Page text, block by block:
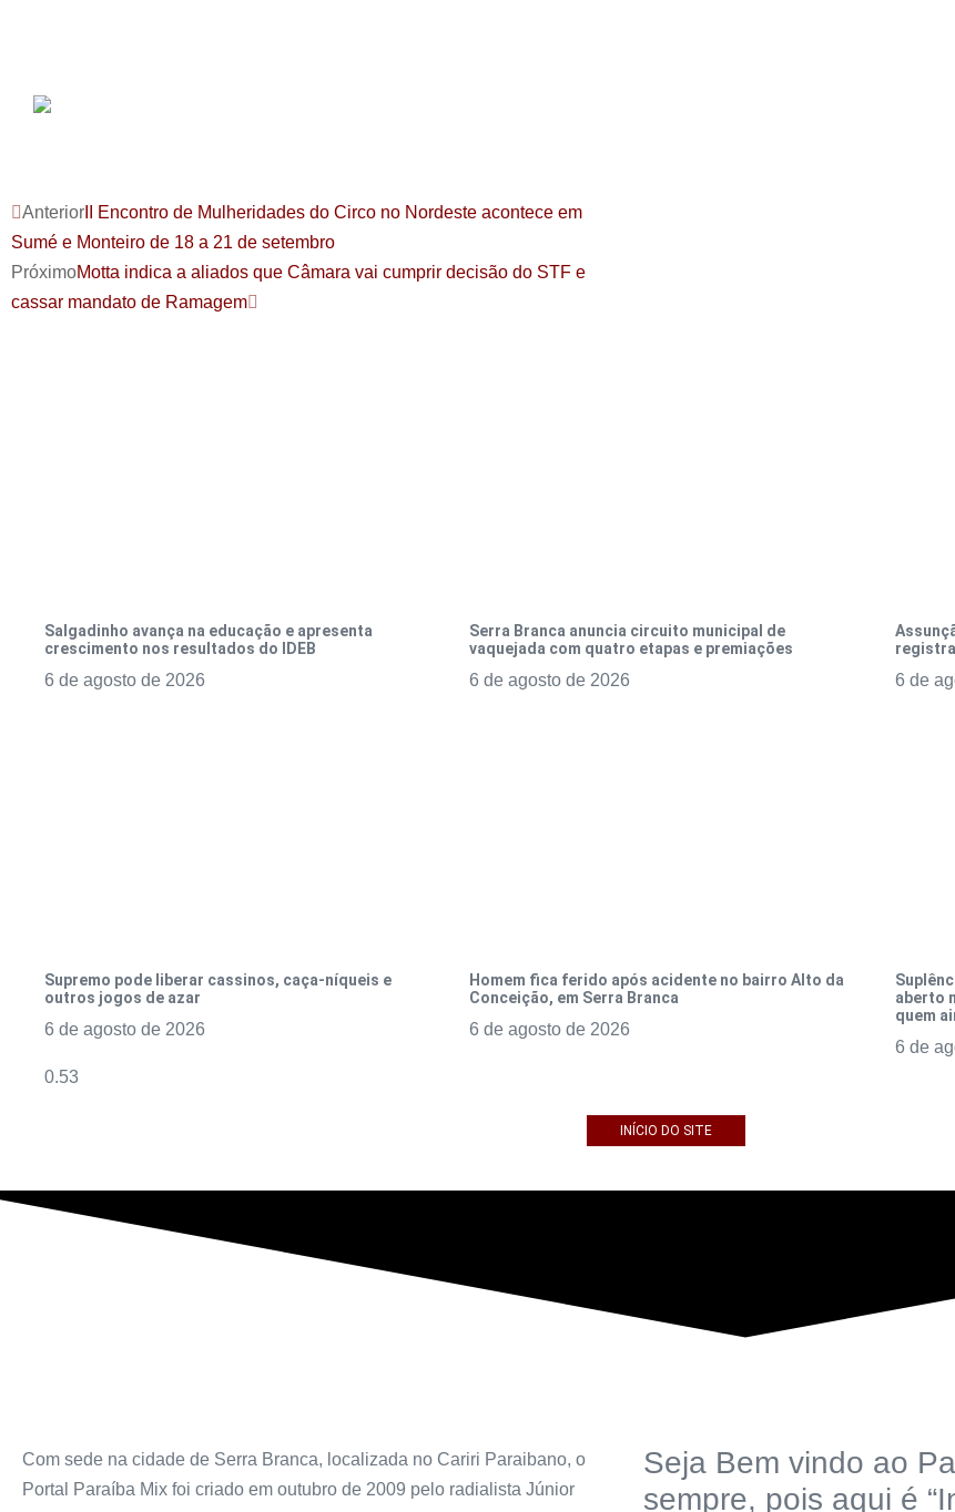
Anterior II Encontro de Mulheridades do Circo no Nordeste acontece em
Sumé e Monteiro de 18 a 21 de setembro
PróximoMotta indica a aliados que Câmara vai cumprir decisão do STF e
cassar mandato de Ramagem
Salgadinho avança na educação e apresenta
crescimento nos resultados do IDEB
6 de agosto de 2026
Serra Branca anuncia circuito municipal de
vaquejada com quatro etapas e premiações
6 de agosto de 2026 6 de
Supremo pode liberar cassinos, caça-níqueis e
outros jogos de azar
6 de agosto de 2026
Homem fica ferido após acidente no bairro Alto da
Conceição, em Serra Branca
6 de agosto de 2026
aberto
quem
6 de
INÍCIO DO SITE
Com sede na cidade de Serra Branca, localizada no Cariri Paraibano, o
Portal Paraíba Mix foi criado em outubro de 2009 pelo radialista Júnior
Seja Bem vindo ao
sempre, pois aqui é